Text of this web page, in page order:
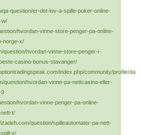
question/er-det-lov-a-spille-poker-online-
w/
hvordan-vinne-store-penger-pa-online-
norge-x/
question/hvordan-vinne-store-penger-i-
casino-bonus-stavanger/
index.php/community/profile/
question/hvordan-vinne-pa-nettcasino-eller-
9
hvordan-vinne-penger-pa-online-
t/
question/spilleautomater-pa-nett-
v/